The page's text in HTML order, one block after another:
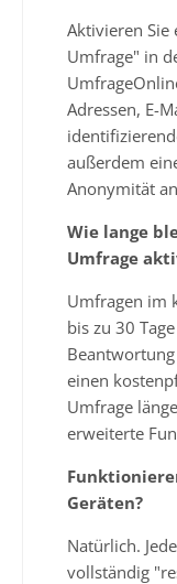
Aktivieren
Umfrage" in
Adressen, E-
außerdem
Anonymität
Wie lange
Umfrage
Umfragen im
bis zu 30
einen
Umfrage
erweiterte
Geräten?
Natürlich.
vollständig